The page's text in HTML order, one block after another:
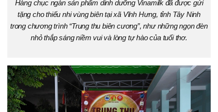
Hàng chục ngàn sản phẩm dinh dưỡng Vinamilk đã được gửi
tặng cho thiếu nhi vùng biên tại xã Vĩnh Hưng, tỉnh Tây Ninh
trong chương trình “Trung thu biên cương”, như những ngọn đèn
nhỏ thắp sáng niềm vui và lòng tự hào của tuổi thơ.